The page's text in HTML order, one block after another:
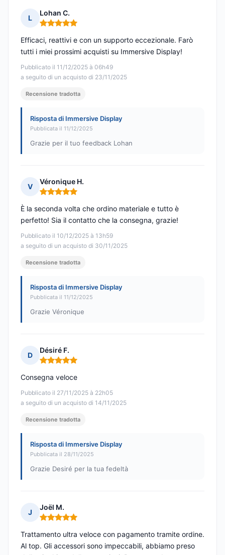
L
Lohan C.
Nota: 5 su 5
Pubblicato il 11/12/2025 à 06h49
a seguito di un acquisto di 23/11/2025
Efficaci, reattivi e con un supporto eccezionale. Farò
tutti i miei prossimi acquisti su Immersive Display!
Recensione tradotta
Risposta di Immersive Display
Pubblicata il 11/12/2025
Grazie per il tuo feedback Lohan
V
Véronique H.
Nota: 5 su 5
Pubblicato il 10/12/2025 à 13h59
a seguito di un acquisto di 30/11/2025
È la seconda volta che ordino materiale e tutto è
perfetto! Sia il contatto che la consegna, grazie!
Recensione tradotta
Risposta di Immersive Display
Pubblicata il 11/12/2025
Grazie Véronique
D
Désiré F.
Nota: 5 su 5
Pubblicato il 27/11/2025 à 22h05
a seguito di un acquisto di 14/11/2025
Consegna veloce
Recensione tradotta
Risposta di Immersive Display
Pubblicata il 28/11/2025
Grazie Desiré per la tua fedeltà
J
Joël M.
Nota: 5 su 5
Trattamento ultra veloce con pagamento tramite ordine.
Al top. Gli accessori sono impeccabili, abbiamo preso